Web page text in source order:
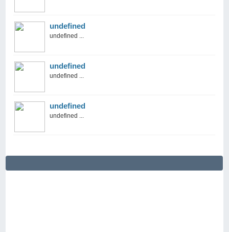
undefined
undefined ...
undefined
undefined ...
undefined
undefined ...